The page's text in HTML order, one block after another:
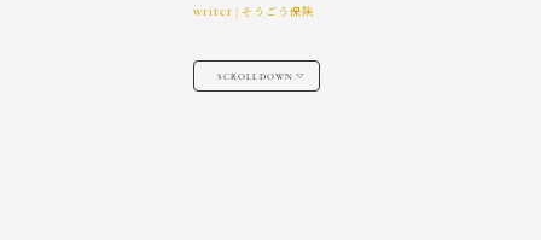
writer そうごう保険
SCROLL DOWN